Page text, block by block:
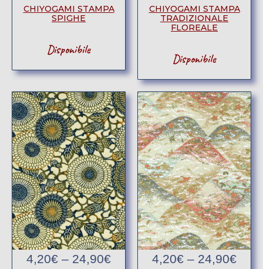
CHIYOGAMI STAMPA
SPIGHE
Disponibile
CHIYOGAMI STAMPA
TRADIZIONALE
FLOREALE
Disponibile
4,20€ – 24,90€ 4,20€ – 24,90€